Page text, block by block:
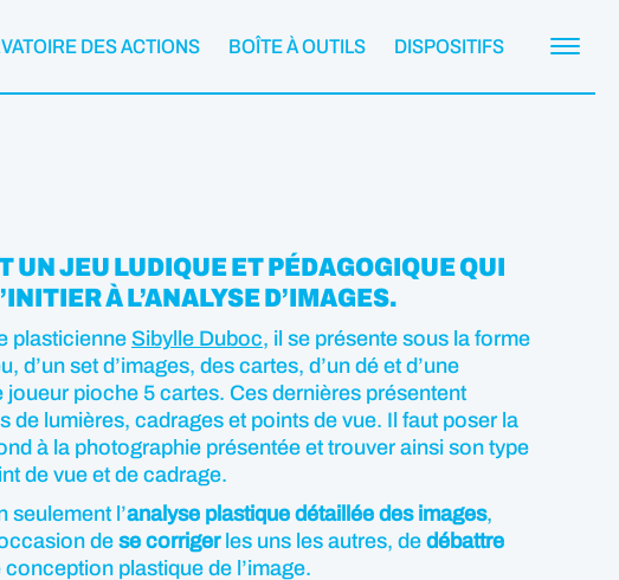
DES ACTIONS BOÎTE À OUTILS DISPOSITIFS
UN JEU LUDIQUE ET PÉDAGOGIQUE QUI
À L’ANALYSE D’IMAGES.
plasticienne Sibylle Duboc, il se présente sous la forme
d’un set d’images, des cartes, d’un dé et d’une
joueur pioche 5 cartes. Ces dernières présentent
de lumières, cadrages et points de vue. Il faut poser la
à la photographie présentée et trouver ainsi son type
de vue et de cadrage.
seulement l’analyse plastique détaillée des images,
dese corriger les uns les autres, de débattre
plastique de l’image.